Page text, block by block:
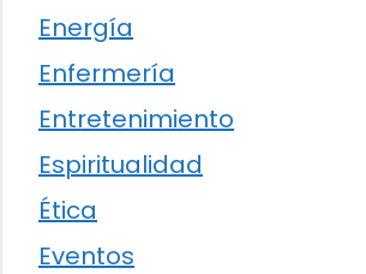
Energía
Enfermería
Entretenimiento
Espiritualidad
Ética
Eventos